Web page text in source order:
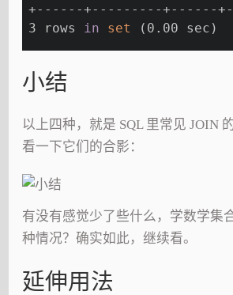
+------+---------+------
3 rows in set (0.00 sec)
小结
以上四种，就是 SQL 里常见 JOIN
看一下它们的合影：
有没有感觉少了些什么，学数学集
种情况？确实如此，继续看。
延伸用法